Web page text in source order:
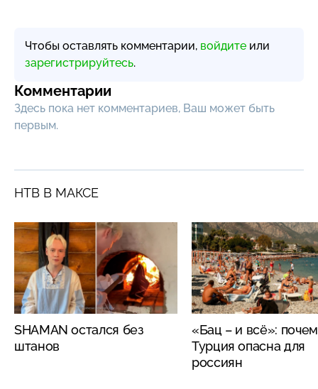
Чтобы оставлять комментарии, войдите или
зарегистрируйтесь.
Комментарии
Здесь пока нет комментариев, Ваш может быть
первым.
НТВ В МАКСЕ
SHAMAN остался без
штанов
«Бац – и всё»:
Турция опасна для
россиян